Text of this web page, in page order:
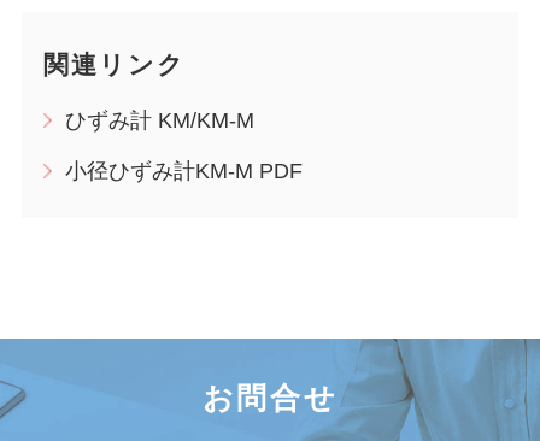
関連リンク
ひずみ計 KM/KM-M
小径ひずみ計KM-M PDF
お問合せ